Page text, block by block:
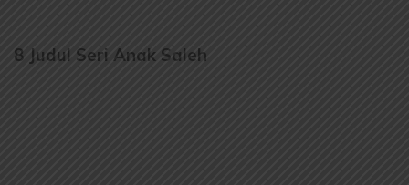
8 Judul Seri Anak Saleh